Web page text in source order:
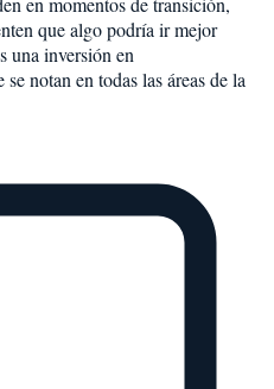
que algo podría ir mejor
una inversión en
notan en todas las áreas de la